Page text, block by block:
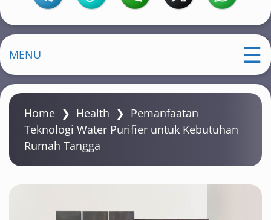
MENU
Home ❯ Health ❯ Pemanfaatan
Teknologi Water Purifier untuk Kebutuhan
Rumah Tangga